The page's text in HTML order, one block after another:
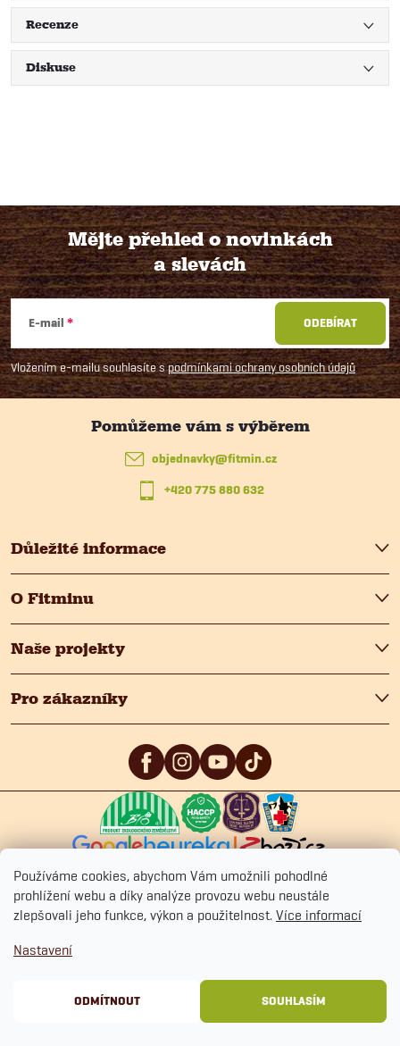
Používáme cookies, abychom Vám umožnili pohodlné
prohlížení webu a díky analýze provozu webu neustále
zlepšovali jeho funkce, výkon a použitelnost. Více informací
Nastavení
ODMÍTNOUT SOUHLASÍM
Recenze
Diskuse
Z
á
p
Mějte přehled o novinkách
a slevách
E-mail
Vložením e-mailu souhlasíte spodmínkami ochrany osobních údajů
ODEBÍRAT
Důležité informace
O Fitminu
Naše projekty
Pro zákazníky
objednavky@fitmin.cz
+420 775 880 632
5 4.9 /5 4.9
Obchodní podmínkyCookies